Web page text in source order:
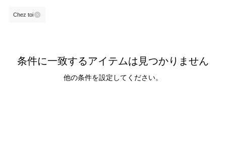
Chez toi
条件に一致するアイテムは見つかりません
他の条件を設定してください。